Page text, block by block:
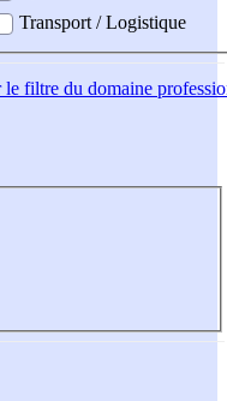
Transport / Logistique
le filtre du domaine